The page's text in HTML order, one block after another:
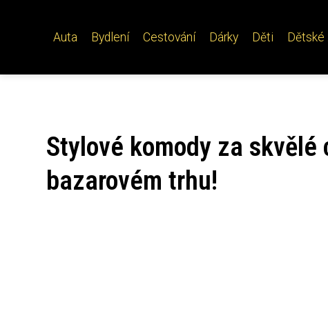
Auta Bydlení Cestování Dárky Děti
Stylové komody za
bazarovém trhu!